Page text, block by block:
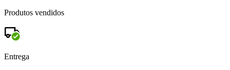
Produtos vendidos
Entrega